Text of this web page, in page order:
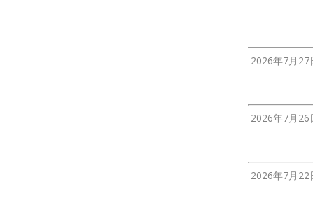
2026年7月27
2026年7月26
2026年7月22